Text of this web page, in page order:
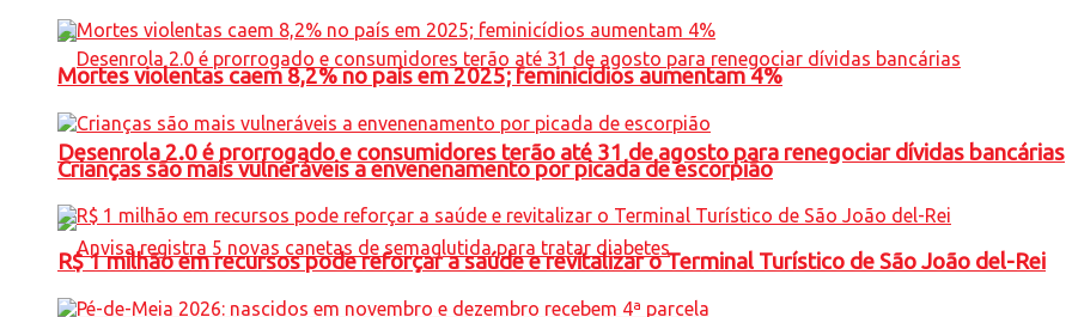
Desenrola 2.0 é prorrogado e consumidores terão até 31 de agosto para renegociar dívidas bancárias
Mortes violentas caem 8,2% no país em 2025; feminicídios aumentam 4%
Crianças são mais vulneráveis a envenenamento por picada de escorpião
R$ 1 milhão em recursos pode reforçar a saúde e revitalizar o Terminal Turístico de São João del-Rei